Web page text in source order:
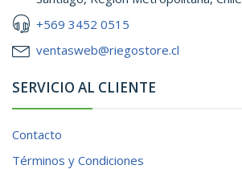
+569 3452 0515
ventasweb@riegostore.cl
SERVICIO AL CLIENTE
Contacto
Términos y Condiciones